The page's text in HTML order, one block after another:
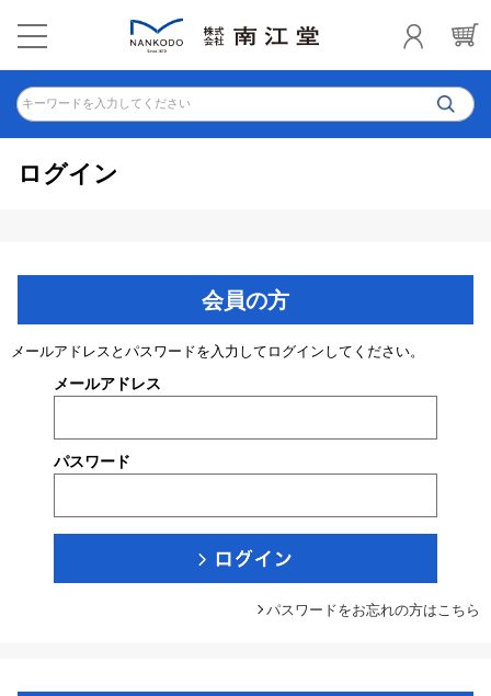
キーワードを入力してください
ログイン
会員の方
メールアドレスとパスワードを入力してログインしてください。
メールアドレス
パスワード
パスワードをお忘れの方はこちら